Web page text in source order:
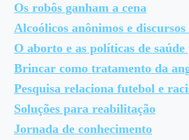
Os robôs ganham a cena
Alcoólicos anônimos e
O aborto e as políticas de
Brincar como tratamento da
Pesquisa relaciona futebol e
Soluções para reabilitação
Jornada de conhecimento